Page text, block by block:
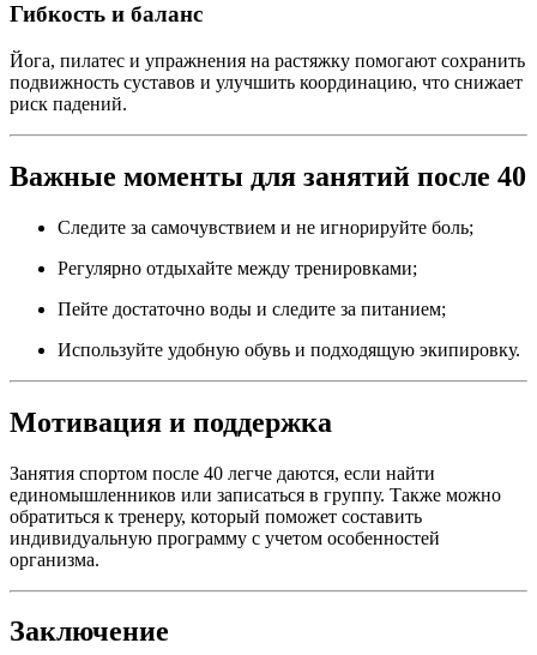
Гибкость и баланс
Йога, пилатес и упражнения на растяжку помогают сохранить
подвижность суставов и улучшить координацию, что снижает
риск падений.
Важные моменты для занятий после 40
Следите за самочувствием и не игнорируйте боль;
Регулярно отдыхайте между тренировками;
Пейте достаточно воды и следите за питанием;
Используйте удобную обувь и подходящую экипировку.
Мотивация и поддержка
Занятия спортом после 40 легче даются, если найти
единомышленников или записаться в группу. Также можно
обратиться к тренеру, который поможет составить
индивидуальную программу с учетом особенностей
организма.
Заключение